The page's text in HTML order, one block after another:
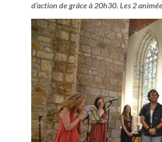
d’action de grâce à 20h30. Les 2